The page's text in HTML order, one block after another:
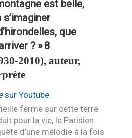
est belle,
que
? »8
2010), auteur,
sur Youtube.
ferme sur cette terre
pour la vie, le Parisien
d’une mélodie à la fois